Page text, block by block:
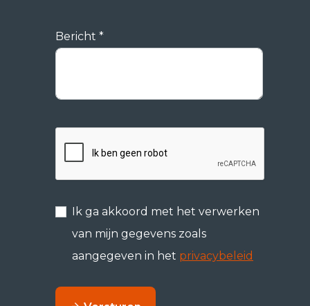
Bericht *
Ik ga akkoord met het verwerken
van mijn gegevens zoals
aangegeven in het privacybeleid